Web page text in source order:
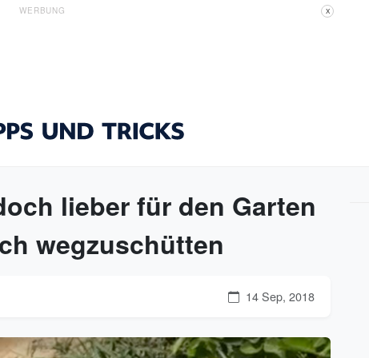
WERBUNG X
lieber für den Garten
wegzuschütten
14 Sep, 2018